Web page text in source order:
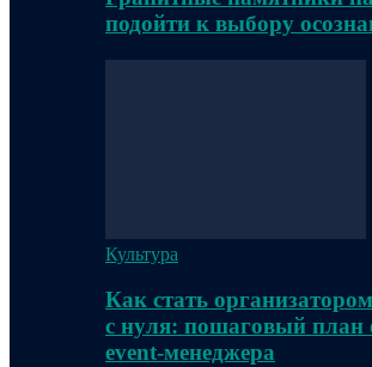
подойти к выбору
Культура
Как стать
с нуля: пошаговый план
event-менеджера